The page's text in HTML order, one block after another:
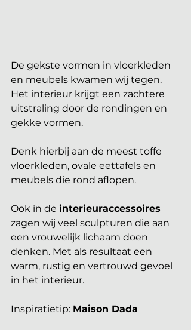
De gekste vormen in vloerkleden
en meubels kwamen wij tegen.
Het interieur krijgt een zachtere
uitstraling door de rondingen en
gekke vormen.
Denk hierbij aan de meest toffe
vloerkleden, ovale eettafels en
meubels die rond aflopen.
Ook in de interieuraccessoires
zagen wij veel sculpturen die aan
een vrouwelijk lichaam doen
denken. Met als resultaat een
warm, rustig en vertrouwd gevoel
in het interieur.
Inspiratietip: Maison Dada